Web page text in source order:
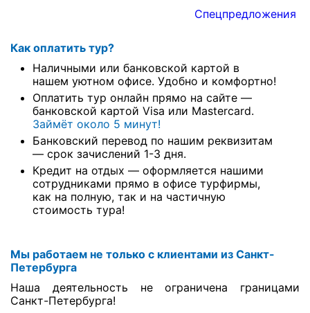
Спецпредложения
Как оплатить тур?
Наличными или банковской картой в
нашем уютном офисе. Удобно и комфортно!
Оплатить тур онлайн прямо на сайте —
банковской картой Visa или Mastercard.
Займёт около 5 минут!
Банковский перевод по нашим реквизитам
— срок зачислений 1-3 дня.
Кредит на отдых — оформляется нашими
сотрудниками прямо в офисе турфирмы,
как на полную, так и на частичную
стоимость тура!
Мы работаем не только с клиентами из Санкт-
Петербурга
Наша деятельность не ограничена границами
Санкт-Петербурга!